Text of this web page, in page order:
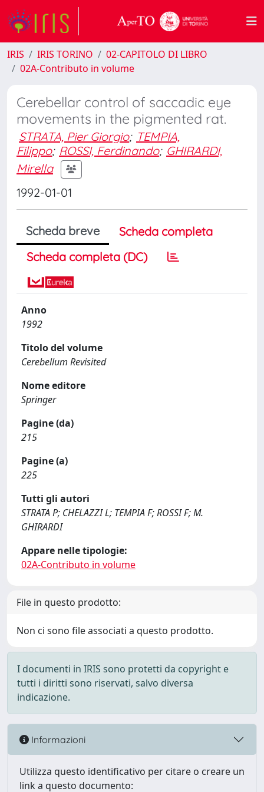
IRIS IRIS TORINO
02-CAPITOLO DI LIBRO
02A-Contributo in volume
Cerebellar control of saccadic eye
movements in the pigmented rat.
STRATA, Pier Giorgio; TEMPIA,
Filippo; ROSSI, Ferdinando; GHIRARDI,
Mirella
1992-01-01
Scheda breve
Scheda completa
Scheda completa (DC)
Anno
1992
Titolo del volume
Cerebellum Revisited
Nome editore
Springer
Pagine (da)
215
Pagine (a)
225
Tutti gli autori
STRATA P; CHELAZZI L; TEMPIA F; ROSSI F; M.
GHIRARDI
Appare nelle tipologie:
02A-Contributo in volume
File in questo prodotto:
Non ci sono file associati a questo prodotto.
I documenti in IRIS sono protetti da copyright e
tutti i diritti sono riservati, salvo diversa
indicazione.
Informazioni
Utilizza questo identificativo per citare o creare un
link a questo documento: